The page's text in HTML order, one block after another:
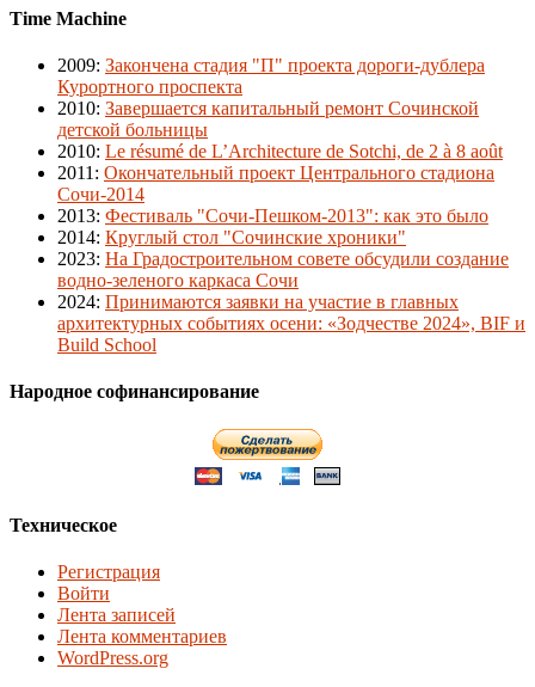
Time Machine
2009: Закончена стадия "П" проекта дороги-дублера
Курортного проспекта
2010: Завершается капитальный ремонт Сочинской
детской больницы
2010: Le résumé de L’Architecture de Sotchi, de 2 à 8 août
2011 : Окончательный проект Центрального стадиона
Сочи-2014
2013: Фестиваль "Сочи-Пешком-2013": как это было
2014: Круглый стол "Сочинские хроники"
2023: На Градостроительном совете обсудили создание
водно-зеленого каркаса Сочи
2024: Принимаются заявки на участие в главных
архитектурных событиях осени: «Зодчестве 2024», BIF и
Build School
Народное софинансирование
Техническое
Регистрация
Войти
Лента записей
Лента комментариев
WordPress.org